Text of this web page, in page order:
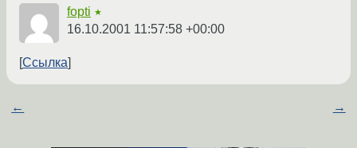
fopti ★
16.10.2001 11:57:58 +00:00
Ссылка
← →